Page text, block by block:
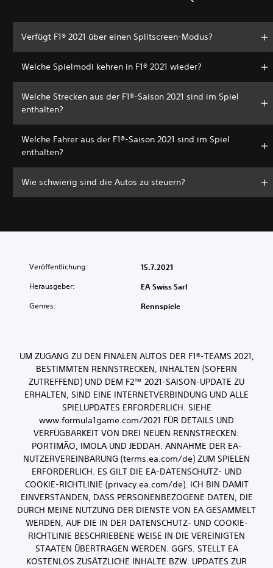
Verfügt F1® 2021 über einen Splitscreen-Modus?
Welche Spielmodi kehren in F1® 2021 wieder?
Welche Strecken aus der F1®-Saison 2021 sind im Spiel
enthalten?
Welche Fahrer aus der F1®-Saison 2021 sind im Spiel
enthalten?
Wie schwierig sind die Autos zu steuern?
Veröffentlichung: 15.7.2021
Herausgeber: EA Swiss Sarl
Genres: Rennspiele
UM ZUGANG ZU DEN FINALEN AUTOS DER F1®-TEAMS 2021,
BESTIMMTEN RENNSTRECKEN, INHALTEN (SOFERN
ZUTREFFEND) UND DEM F2™ 2021-SAISON-UPDATE ZU
ERHALTEN, SIND EINE INTERNETVERBINDUNG UND ALLE
SPIELUPDATES ERFORDERLICH. SIEHE
www.formula1game.com/2021 FÜR DETAILS UND
VERFÜGBARKEIT VON DREI NEUEN RENNSTRECKEN:
PORTIMÃO, IMOLA UND JEDDAH. ANNAHME DER EA-
NUTZERVEREINBARUNG (terms.ea.com/de) ZUM SPIELEN
ERFORDERLICH. ES GILT DIE EA-DATENSCHUTZ- UND
COOKIE-RICHTLINIE (privacy.ea.com/de). ICH BIN DAMIT
EINVERSTANDEN, DASS PERSONENBEZOGENE DATEN, DIE
DURCH MEINE NUTZUNG DER DIENSTE VON EA GESAMMELT
WERDEN, AUF DIE IN DER DATENSCHUTZ- UND COOKIE-
RICHTLINIE BESCHRIEBENE WEISE IN DIE VEREINIGTEN
STAATEN ÜBERTRAGEN WERDEN. GGFS. STELLT EA
KOSTENLOS ZUSÄTZLICHE INHALTE BZW. UPDATES ZUR